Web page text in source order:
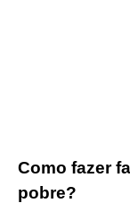
Como fazer
pobre?